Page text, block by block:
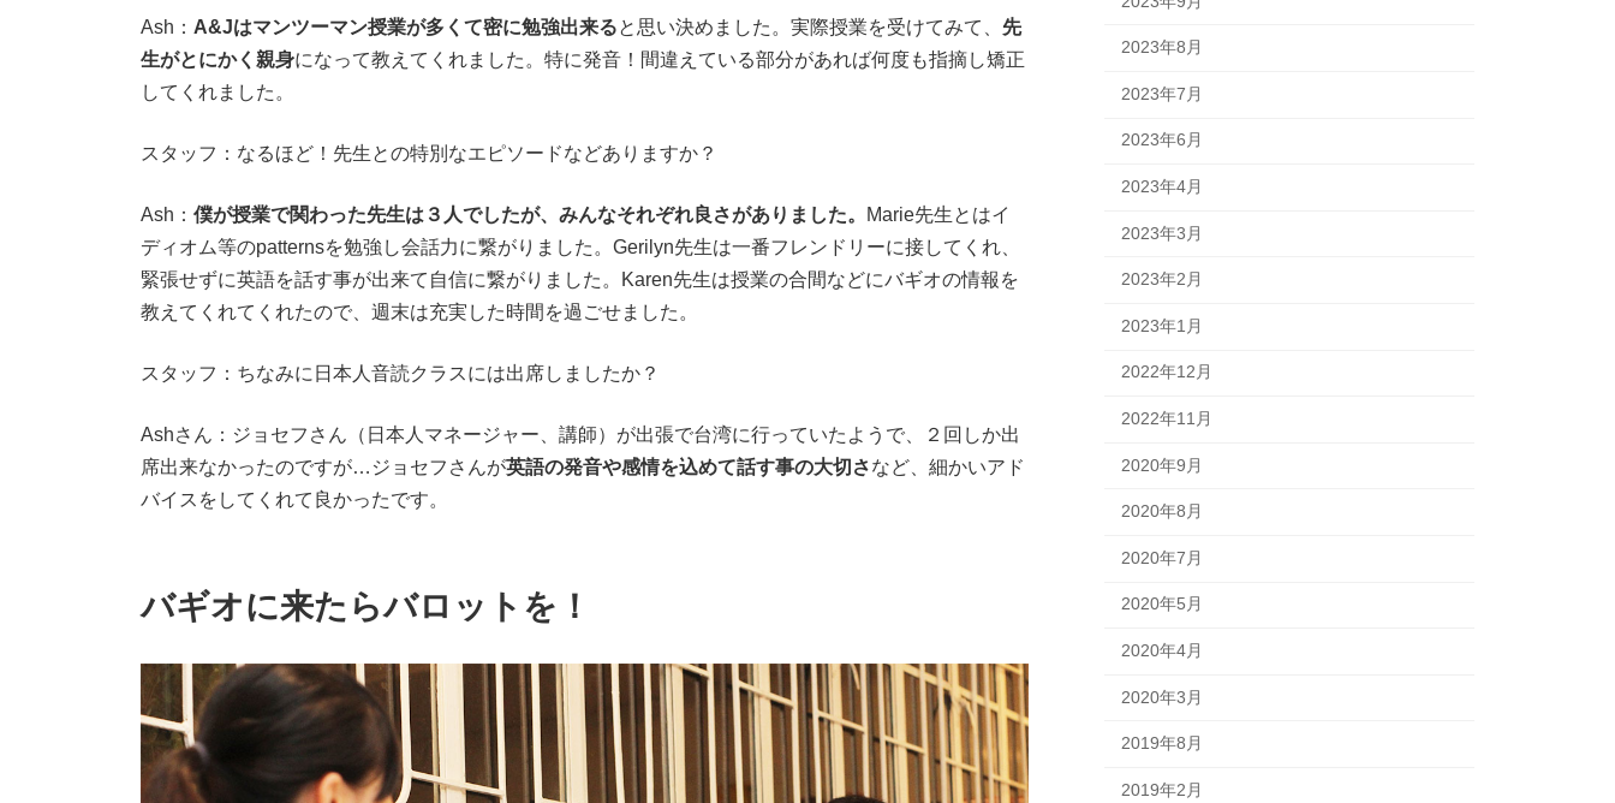
Ash： A&Jはマンツーマン授業が多くて密に勉強出来ると思い決めました。実際授業を受けてみて、 先
生がとにかく親身になって教えてくれました。特に発音！間違えている部分があれば何度も指摘し矯正
してくれました。
スタッフ：なるほど！先生との特別なエピソードなどありますか？
Ash： 僕が授業で関わった先生は３人でしたが、みんなそれぞれ良さがありました。 Marie先生とはイ
ディオム等のpatternsを勉強し会話力に繋がりました。 Gerilyn先生は一番フレンドリーに接してくれ、
緊張せずに英語を話す事が出来て自信に繋がりました。
Karen先生は授業の合間などにバギオの情報を
教えてくれてくれたので、週末は充実した時間を過ごせました。
スタッフ：ちなみに日本人音読クラスには出席しましたか？
Ashさん：ジョセフさん（日本人マネージャー、講師）が出張で台湾に行っていたようで、２回しか出
席出来なかったのですが…ジョセフさんが英語の発音や感情を込めて話す事の大切さなど、細かいアド
バイスをしてくれて良かったです。
バギオに来たらバロットを！
2023年8月
2023年7月
2023年6月
2023年4月
2023年3月
2023年2月
2023年1月
2022年12月
2022年11月
2020年9月
2020年8月
2020年7月
2020年5月
2020年4月
2020年3月
2019年8月
2019年2月